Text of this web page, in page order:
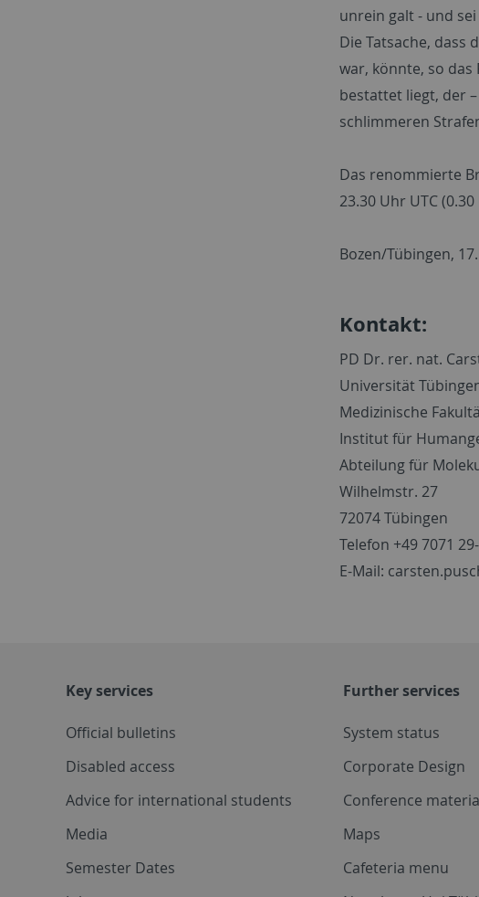
unrein galt - und
Die Tatsache, dass
war, könnte, so
bestattet liegt, der
schlimmeren
Das renommierte
23.30 Uhr UTC
Bozen/Tübingen,
Kontakt:
PD Dr. rer. nat.
Universität
Medizinische
Institut für
Abteilung für
Wilhelmstr. 27
72074 Tübingen
Telefon +49 7071
E-Mail:
Key services
Official bulletins
Disabled access
Advice for international students
Media
Semester Dates
Further services
System status
Corporate Design
Conference
Maps
Cafeteria menu